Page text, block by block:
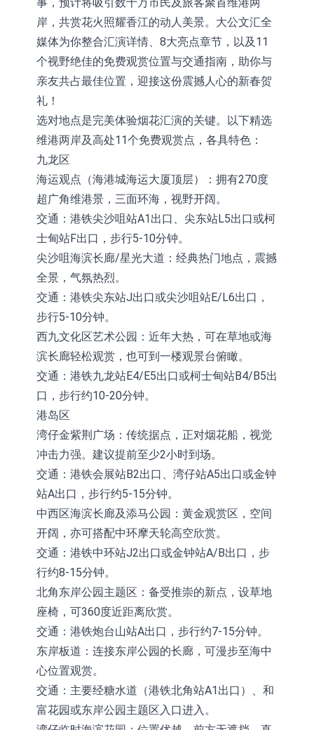
挫，农业银行(601288.CN)跌2.27%
【异动股】高带宽内存板块拉升，中
巨芯-U(688549.CN)涨20.01%
【异动股】港股跌幅榜前十，天瑞汽
车内饰(06162.HK)跌18.00%，德信服
【异动股】港股涨幅榜前十，中国智
黄金(01939.HK)涨+40.54%
岸，共赏花火照耀香江的动人美景。大公文汇全
媒体为你整合汇演详情、8大亮点章节，以及11
个视野绝佳的免费观赏位置与交通指南，助你与
亲友共占最佳位置，迎接这份震撼人心的新春贺
礼！
选对地点是完美体验烟花汇演的关键。以下精选
维港两岸及高处11个免费观赏点，各具特色：
九龙区
海运观点（海港城海运大厦顶层）：拥有270度
超广角维港景，三面环海，视野开阔。
交通：港铁尖沙咀站A1出口、尖东站L5出口或柯
士甸站F出口，步行5-10分钟。
尖沙咀海滨长廊/星光大道：经典热门地点，震撼
全景，气氛热烈。
交通：港铁尖东站J出口或尖沙咀站E/L6出口，
步行5-10分钟。
西九文化区艺术公园：近年大热，可在草地或海
滨长廊轻松观赏，也可到一楼观景台俯瞰。
交通：港铁九龙站E4/E5出口或柯士甸站B4/B5出
口，步行约10-20分钟。
港岛区
湾仔金紫荆广场：传统据点，正对烟花船，视觉
冲击力强。建议提前至少2小时到场。
交通：港铁会展站B2出口、湾仔站A5出口或金钟
站A出口，步行约5-15分钟。
中西区海滨长廊及添马公园：黄金观赏区，空间
开阔，亦可搭配中环摩天轮高空欣赏。
交通：港铁中环站J2出口或金钟站A/B出口，步
行约8-15分钟。
北角东岸公园主题区：备受推崇的新点，设草地
座椅，可360度近距离欣赏。
交通：港铁炮台山站A出口，步行约7-15分钟。
东岸板道：连接东岸公园的长廊，可漫步至海中
心位置观赏。
交通：主要经糖水道（港铁北角站A1出口）、和
富花园或东岸公园主题区入口进入。